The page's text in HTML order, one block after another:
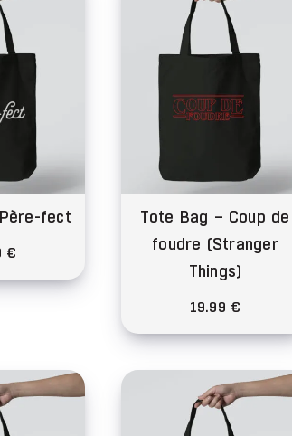
fect
€
Tote Bag – Coup de
foudre (Stranger
Things)
19.99 €